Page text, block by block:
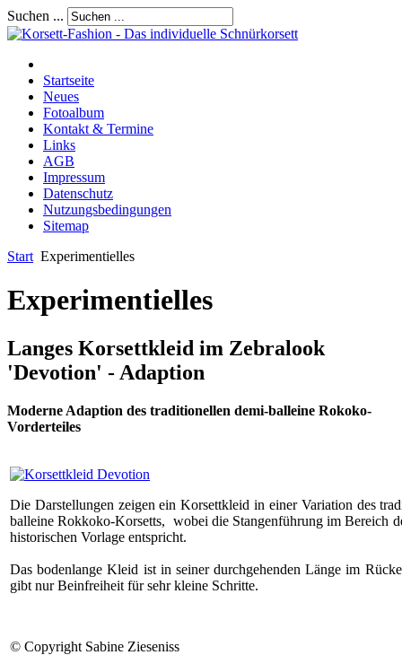
Suchen ...
Startseite
Neues
Fotoalbum
Kontakt & Termine
Links
AGB
Impressum
Datenschutz
Nutzungsbedingungen
Sitemap
Start Experimentielles
Experimentielles
Langes Korsettkleid im Zebralook
'Devotion' - Adaption
Moderne Adaption des traditionellen demi-balleine Rokoko-
Vorderteiles
Die Darstellungen zeigen ein Korsettkleid in einer Variation des
balleine Rokkoko-Korsetts, wobei die Stangenführung im Bereich
historischen Vorlage entspricht.
Das bodenlange Kleid ist in seiner durchgehenden Länge im
gibt nur Beinfreiheit für sehr kleine Schritte.
© Copyright Sabine Zieseniss